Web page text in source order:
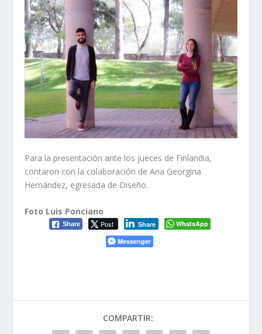
Para la presentación ante los jueces de Finlandia,
contaron con la colaboración de Ana Georgina
Hernández, egresada de Diseño.
Foto Luis Ponciano
Share Post Share
WhatsApp
Messenger
COMPARTIR: